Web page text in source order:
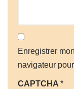
Enregistrer
navigateur
CAPTCHA *